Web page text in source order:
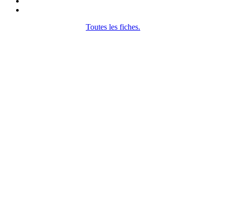
Toutes les fiches.